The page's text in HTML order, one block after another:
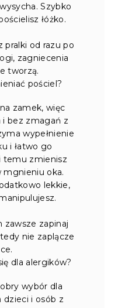
Szybko
łóżko.
pralki od razu po
zagniecenia
tworzą.
pościel?
zamek, więc
i bez zmagań z
wypełnienie
i łatwo go
temu zmienisz
mgnieniu oka.
lekkie,
zawsze zapinaj
nie zaplącze
dla alergików?
wybór dla
dzieci i osób z